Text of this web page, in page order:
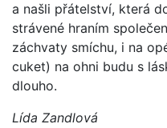
a našli přátelství, která
strávené hraním
záchvaty smíchu, i na
cuket) na ohni budu s
dlouho.
Lída Zandlová